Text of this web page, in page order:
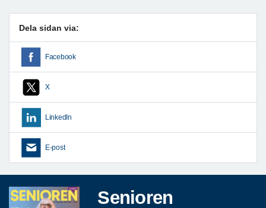
Dela sidan via:
Facebook
X
LinkedIn
E-post
Senioren